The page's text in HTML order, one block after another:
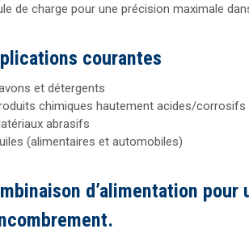
de charge pour une précision maximale
courantes
et détergents
chimiques hautement acides/
abrasifs
(alimentaires et automobiles)
d’alimentation